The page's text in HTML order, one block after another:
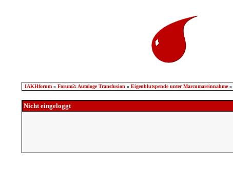
IAKHforum» Forum2: Autologe Transfusion » Eigenblutspende unter Marcumareinnahme»
Nicht eingeloggt